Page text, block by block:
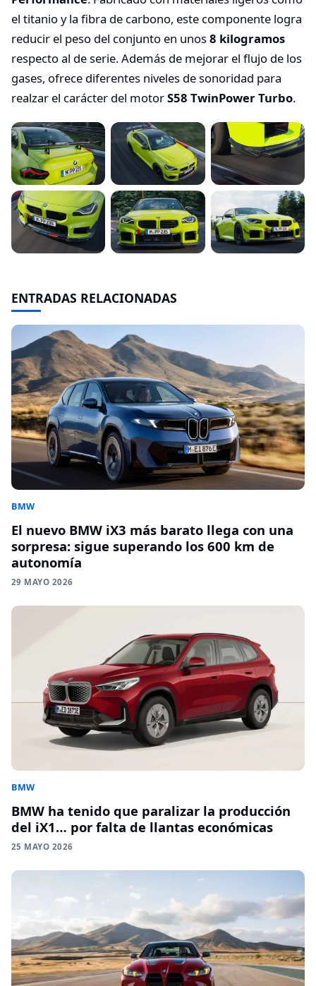
el titanio y la fibra de carbono, este componente logra
reducir el peso del conjunto en unos8 kilogramos
respecto al de serie. Además de mejorar el flujo de los
gases, ofrece diferentes niveles de sonoridad para
realzar el carácter del motorS58 TwinPower Turbo.
ENTRADAS RELACIONADAS
BMW
El nuevo BMW iX3 más barato llega con una
sorpresa: sigue superando los 600 km de
autonomía
29 MAYO 2026
BMW
BMW ha tenido que paralizar la producción
del iX1… por falta de llantas económicas
25 MAYO 2026